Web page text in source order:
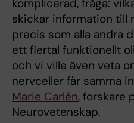
komplicerad, fråga:
skickar information till
precis som alla andra
ett flertal funktionellt
och vi ville även veta
nervceller får samma
Marie Carlén, forskare
Neurovetenskap.